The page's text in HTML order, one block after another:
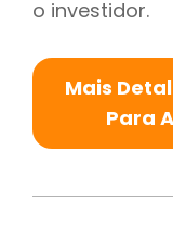
o investidor.
Mais
Para